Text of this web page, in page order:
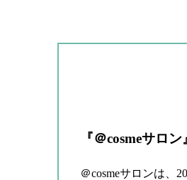
『＠cosmeサロ
＠cosmeサロンは、